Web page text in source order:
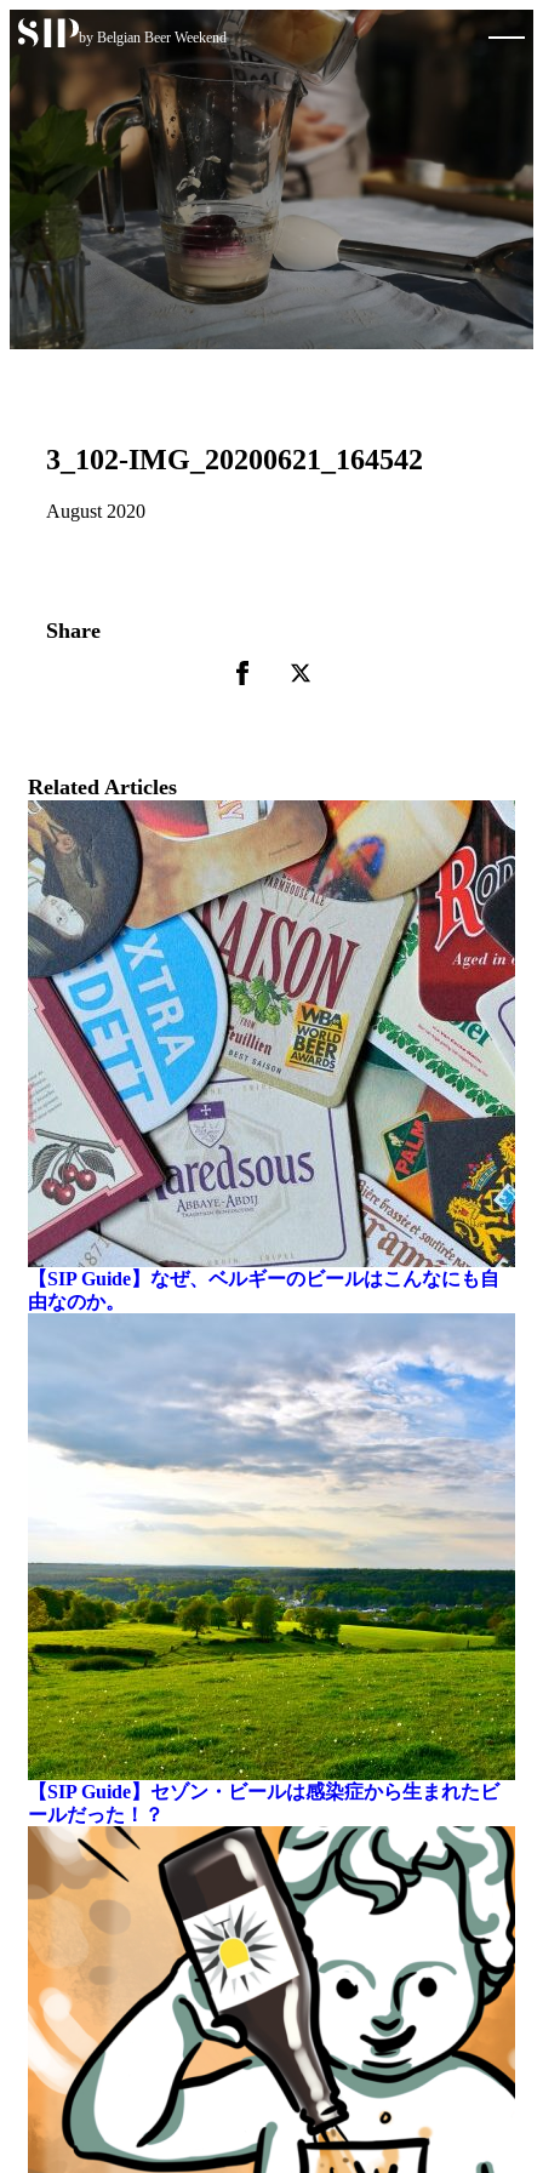
Skip to content
by Belgian Beer Weekend
3_102-IMG_20200621_164542
August 2020
Share
Related Articles
【SIP Guide】なぜ、ベルギーのビールはこんなにも自
由なのか。
【SIP Guide】セゾン・ビールは感染症から生まれたビ
ールだった！？